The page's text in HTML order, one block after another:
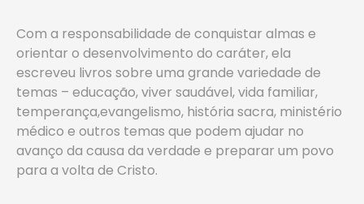
Com a responsabilidade de conquistar almas e
orientar o desenvolvimento do caráter, ela
escreveu livros sobre uma grande variedade de
temas – educação, viver saudável, vida familiar,
temperança,evangelismo, história sacra, ministério
médico e outros temas que podem ajudar no
avanço da causa da verdade e preparar um povo
para a volta de Cristo.